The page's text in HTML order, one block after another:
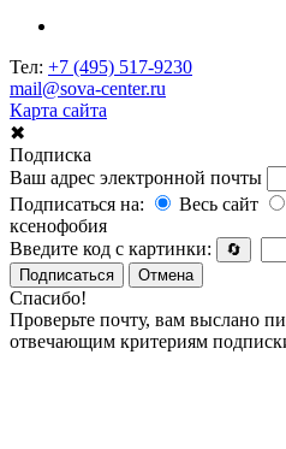
Тел: +7 (495) 517-9230
mail@sova-center.ru
Карта сайта
✖
Подписка
Ваш адрес электронной почты
Подписаться на:
Весь сайт
ксенофобия
Введите код с картинки:
🔄
Подписаться
Отмена
Спасибо!
Проверьте почту, вам выслано
отвечающим критериям